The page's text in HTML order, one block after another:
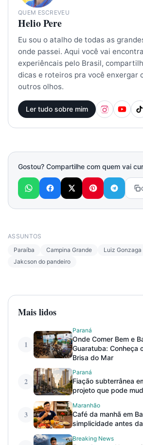
QUEM ESCREVEU
Helio Pere
Eu sou o atalho de todas as
onde passei. Aqui você vai
experiêncais pelo Brasil,
dicas e roteiros pra você enxergar
outros olhos.
Ler tudo sobre mim
Gostou? Compartilhe com quem vai
ASSUNTOS
Paraíba
Campina Grande
Luiz Gonzaga
Jakcson do pandeiro
Mais lidos
1
Paraná
Onde Comer Bem e
Guaratuba: Conheça
Brisa do Mar
2
Paraná
Fiação subterrânea
projeto que pode
3
Maranhão
Café da manhã em
simplicidade antes
Breaking News